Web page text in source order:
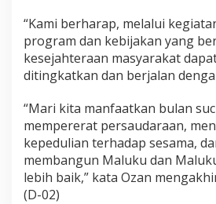
“Kami berharap, melalui
program dan kebijakan yang
kesejahteraan masyarakat
ditingkatkan dan berjalan
“Mari kita manfaatkan bulan
mempererat persaudaraan,
kepedulian terhadap sesama,
membangun Maluku dan
lebih baik,” kata Ozan
(D-02)